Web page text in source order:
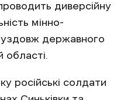
диверсійну
мінно-
державного
області.
російські солдати